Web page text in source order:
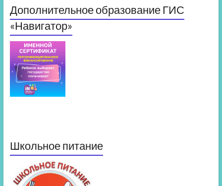
Дополнительное образование ГИС
«Навигатор»
Школьное питание